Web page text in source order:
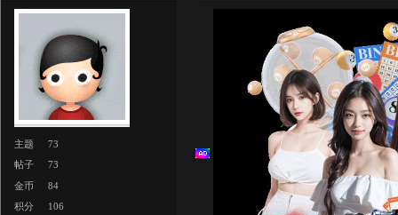
主题
73
帖子
73
金币
84
积分
106